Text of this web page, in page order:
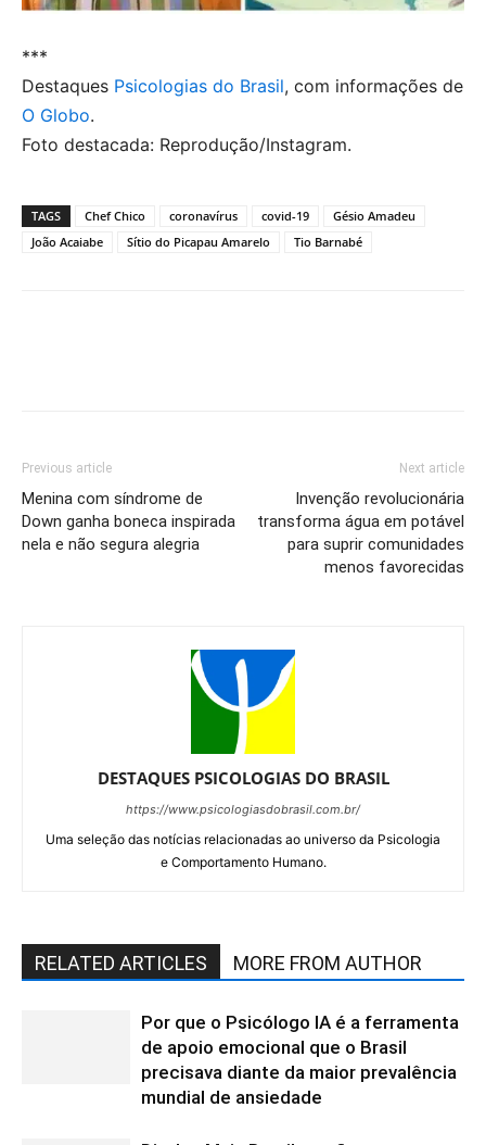
***
Destaques Psicologias do Brasil, com informações de
O Globo.
Foto destacada: Reprodução/Instagram.
TAGS Chef Chico coronavírus covid-19
Gésio Amadeu
João Acaiabe
Sítio do Picapau Amarelo Tio Barnabé
Previous article
Menina com síndrome de
Down ganha boneca inspirada
nela e não segura alegria
Next article
Invenção revolucionária
transforma água em potável
para suprir comunidades
menos favorecidas
DESTAQUES PSICOLOGIAS DO BRASIL
https://www.psicologiasdobrasil.com.br/
Uma seleção das notícias relacionadas ao universo da Psicologia
e Comportamento Humano.
RELATED ARTICLES MORE FROM AUTHOR
Por que o Psicólogo IA é a ferramenta
de apoio emocional que o Brasil
precisava diante da maior prevalência
mundial de ansiedade